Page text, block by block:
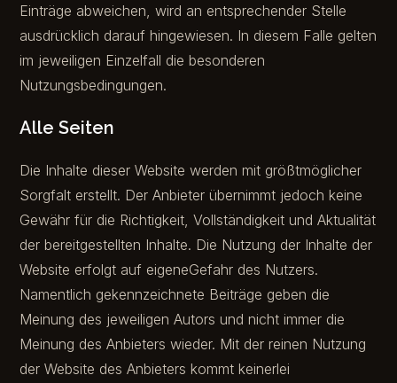
Einträge abweichen, wird an entsprechender Stelle
ausdrücklich darauf hingewiesen. In diesem Falle gelten
im jeweiligen Einzelfall die besonderen
Nutzungsbedingungen.
Alle Seiten
Die Inhalte dieser Website werden mit größtmöglicher
Sorgfalt erstellt. Der Anbieter übernimmt jedoch keine
Gewähr für die Richtigkeit, Vollständigkeit und Aktualität
der bereitgestellten Inhalte. Die Nutzung der Inhalte der
Website erfolgt auf eigeneGefahr des Nutzers.
Namentlich gekennzeichnete Beiträge geben die
Meinung des jeweiligen Autors und nicht immer die
Meinung des Anbieters wieder. Mit der reinen Nutzung
der Website des Anbieters kommt keinerlei